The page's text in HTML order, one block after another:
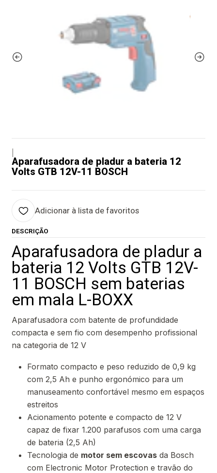
Aparafusadora de pladur a bateria 12
Volts GTB 12V-11 BOSCH
Adicionar à lista de favoritos
DESCRIÇÃO
Aparafusadora de pladur a
bateria 12 Volts GTB 12V-
11 BOSCH sem baterias
em mala L-BOXX
Aparafusadora com batente de profundidade
compacta e sem fio com desempenho profissional
na categoria de 12 V
Formato compacto e peso reduzido de 0,9 kg
com 2,5 Ah e punho ergonómico para um
manuseamento confortável mesmo em espaços
estreitos
Acionamento potente e compacto de 12 V
capaz de fixar 1.200 parafusos com uma carga
de bateria (2,5 Ah)
Tecnologia de motor sem escovas da Bosch
com Electronic Motor Protection e travão do